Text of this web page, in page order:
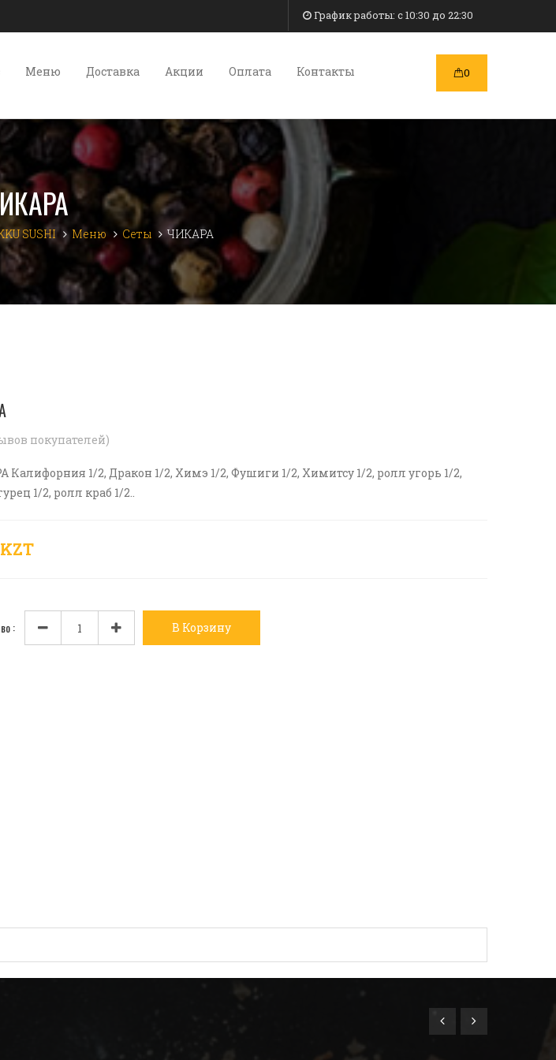
График работы: c 10:30 до 22:30
Меню Доставка Акции Оплата Контакты 0
SUSHI Меню Сеты ЧИКАРА
покупателей)
Калифорния 1/2, Дракон 1/2, Химэ 1/2, Фушиги 1/2, Химитсу 1/2, ролл угорь 1/2,
1/2, ролл краб 1/2..
: В Корзину